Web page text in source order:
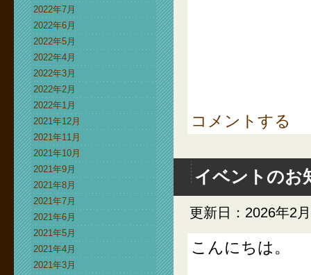
2022年7月
2022年6月
2022年5月
2022年4月
2022年3月
2022年2月
2022年1月
2021年12月
2021年11月
2021年10月
2021年9月
2021年8月
2021年7月
2021年6月
2021年5月
2021年4月
2021年3月
コメントする
イベントのお
更新日：2026年2
こんにちは。